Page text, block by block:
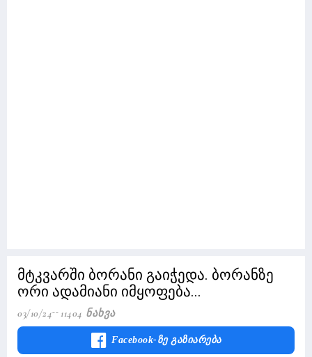
მტკვარში ბორანი გაიჭედა. ბორანზე
ორი ადამიანი იმყოფება...
03/10/24 11404 Ნახვა
Facebook-Ზე Გაზიარება